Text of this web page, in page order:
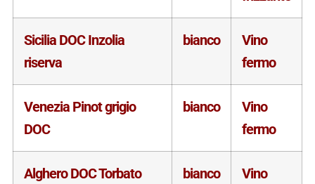
Sicilia DOC Inzolia
riserva
bianco
Vino
fermo
Venezia Pinot grigio
DOC
bianco
Vino
fermo
Alghero DOC Torbato bianco
Vino